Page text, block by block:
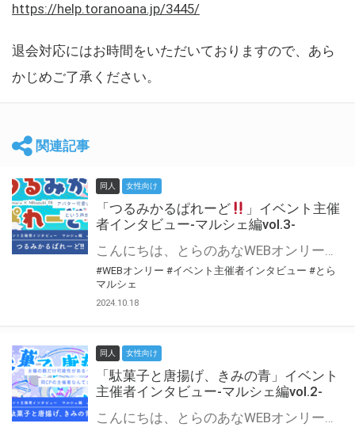
https://help.toranoana.jp/3445/
退会対応にはお時間をいただいておりますので、あら
かじめご了承ください。
関連記事
同人 女性向け
「つるみかるぱれーど
」イベント主催
者インタビュー-マルシェ編vol.3-
こんにちは、とらのあなWEBオンリー運営スタッフです。 新たにお届けする、イベント主催者インタビュー-マルシェ編-は、 とらのあなWEBオンリー「マルシェ」をご利用した主催様に 「マルシェ」を使って開催した感想や心がけをお聞きする企画です。 今回は、WEBオンリー初開催「つるみかるぱれーど
#WEBオンリー #イベント主催者インタビュー #とら
マルシェ
2024.10.18
同人 女性向け
「駄菓子と唐揚げ、きみの青」イベント
主催者インタビュー-マルシェ編vol.2-
こんにちは、とらのあなWEBオンリー運営スタッフです。 新たにお届けする、イベント主催者インタビュー-マルシェ編-は、 とらのあなWEBオンリー「マルシェ」をご利用の主催様に 「マルシェ」を使ってイベントを開催した感想や心がけをお聞きする企画です。 今回は、WEBオンリー初開催「駄菓子と唐揚げ、きみの青」より、 主催のぎこ六屋様にお話を伺いました。 協力：ぎこ六屋様／イベント公式Twitter（@krkgwks） とらのあなWEBオンリー「マルシェ」とは？ WEBオンリーでリアルタイムでコミュニケーションがとれるオンライン会場です。